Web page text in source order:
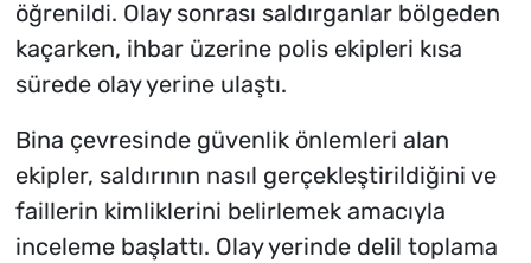
öğrenildi. Olay sonrası saldırganlar bölgeden
kaçarken, ihbar üzerine polis ekipleri kısa
sürede olay yerine ulaştı.
Bina çevresinde güvenlik önlemleri alan
ekipler, saldırının nasıl gerçekleştirildiğini ve
faillerin kimliklerini belirlemek amacıyla
inceleme başlattı. Olay yerinde delil toplama